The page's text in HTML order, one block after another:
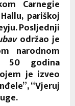
Carnegie
pariškoj
Posljednji
održao je
narodnom
50 godina
je izveo
“Vjeruj